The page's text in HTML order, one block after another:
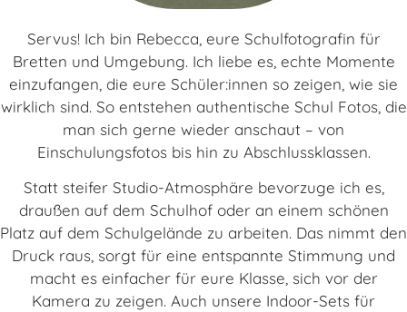
Servus! Ich bin Rebecca, eure Schulfotografin für
Bretten und Umgebung. Ich liebe es, echte Momente
einzufangen, die eure Schüler:innen so zeigen, wie sie
wirklich sind. So entstehen authentische Schul Fotos, die
man sich gerne wieder anschaut – von
Einschulungsfotos bis hin zu Abschlussklassen.
Statt steifer Studio-Atmosphäre bevorzuge ich es,
draußen auf dem Schulhof oder an einem schönen
Platz auf dem Schulgelände zu arbeiten. Das nimmt den
Druck raus, sorgt für eine entspannte Stimmung und
macht es einfacher für eure Klasse, sich vor der
Kamera zu zeigen. Auch unsere Indoor-Sets für